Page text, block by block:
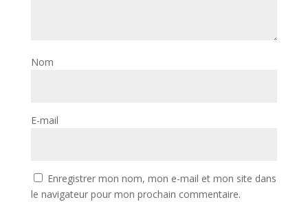
Nom
E-mail
Enregistrer mon nom, mon e-mail et mon site dans
le navigateur pour mon prochain commentaire.